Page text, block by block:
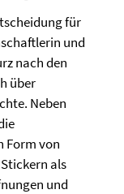
für
und
nach den
über
Neben
Form von
als
und